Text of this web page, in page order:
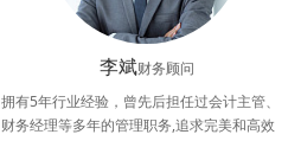
李斌财务顾问
拥有5年行业经验，曾先后担任过会计主管、
财务经理等多年的管理职务,追求完美和高效